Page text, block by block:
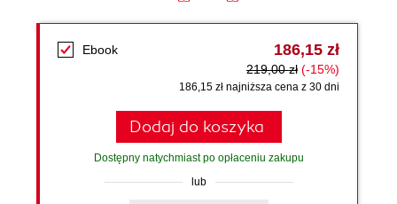
Ebook 186,15 zł
219,00 zł (-15%)
186,15 zł najniższa cena z 30 dni
Dodaj do koszyka
Dostępny natychmiast po opłaceniu zakupu
lub